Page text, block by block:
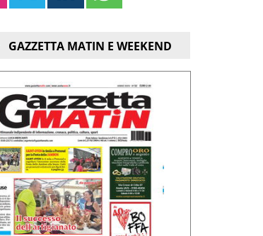
GAZZETTA MATIN E WEEKEND